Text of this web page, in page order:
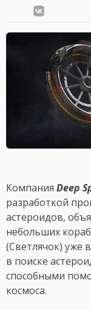
Компания Deep
разработкой
астероидов,
небольших
(Светлячок) уже
в поиске
способными
космоса.